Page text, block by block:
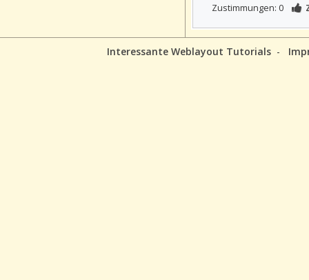
Zustimmungen: 0
Interessante Weblayout Tutorials -